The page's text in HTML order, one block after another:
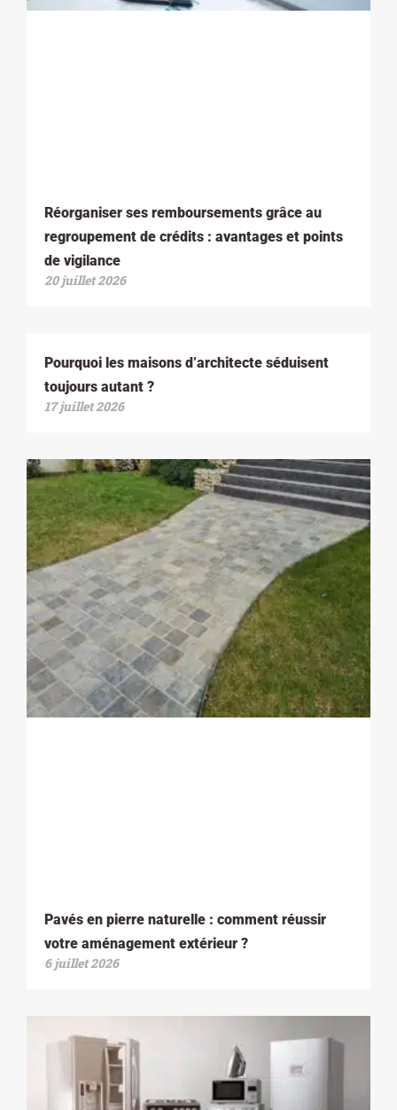
Réorganiser ses remboursements grâce au
regroupement de crédits : avantages et points
de vigilance
20 juillet 2026
Pourquoi les maisons d’architecte séduisent
toujours autant ?
17 juillet 2026
Pavés en pierre naturelle : comment réussir
votre aménagement extérieur ?
6 juillet 2026